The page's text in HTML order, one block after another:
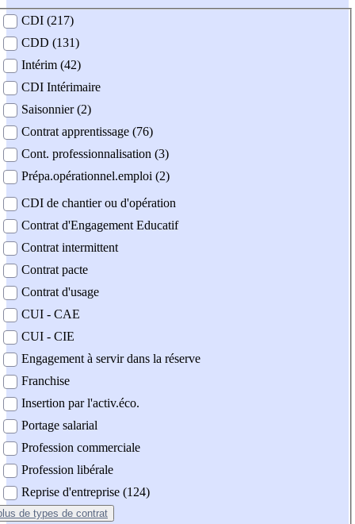
contrat
CDI (217)
CDD (131)
Intérim (42)
CDI Intérimaire
Saisonnier (2)
Contrat apprentissage (76)
Cont. professionnalisation (3)
Prépa.opérationnel.emploi (2)
CDI de chantier ou d'opération
Contrat d'Engagement Educatif
Contrat intermittent
Contrat pacte
Contrat d'usage
CUI - CAE
CUI - CIE
Engagement à servir dans la réserve
Franchise
Insertion par l'activ.éco.
Portage salarial
Profession commerciale
Profession libérale
Reprise d'entreprise (124)
de types de contrat